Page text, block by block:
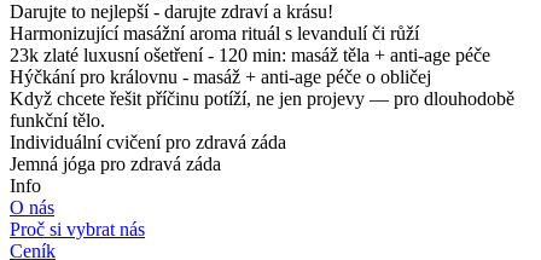
Darujte to nejlepší - darujte zdraví a krásu!
Harmonizující masážní aroma rituál s levandulí či růží
23k zlaté luxusní ošetření - 120 min: masáž těla + anti-age péče
Hýčkání pro královnu - masáž + anti-age péče o obličej
Když chcete řešit příčinu potíží, ne jen projevy — pro dlouhodobě
funkční tělo.
Individuální cvičení pro zdravá záda
Jemná jóga pro zdravá záda
Info
O nás
Proč si vybrat nás
Ceník